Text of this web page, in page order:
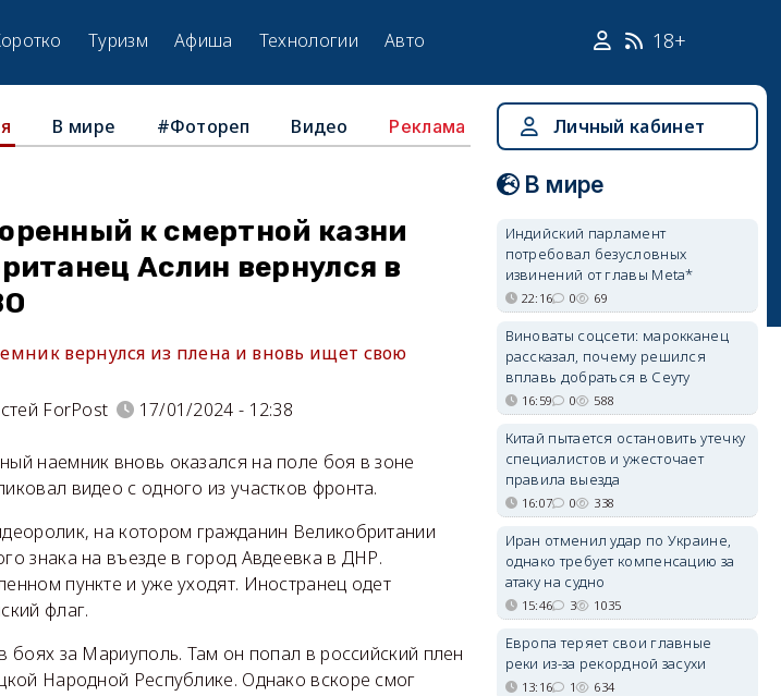
Туризм Афиша Технологии Авто 18+
В мире #Фотореп Видео Реклама
к смертной казни
Аслин вернулся в
вернулся из плена и вновь ищет свою
ForPost
17/01/2024 - 12:38
наемник вновь оказался на поле боя в зоне
видео с одного из участков фронта.
на котором гражданин Великобритании
знака на въезде в город Авдеевка в ДНР.
пункте и уже уходят. Иностранец одет
флаг.
боях за Мариуполь. Там он попал в российский плен
Народной Республике. Однако вскоре смог
Личный кабинет
В мире
Индийский парламент
потребовал безусловных
извинений от главы Meta*
22:16 0 69
Виноваты соцсети: марокканец
рассказал, почему решился
вплавь добраться в Сеуту
16:59 0 588
Китай пытается остановить утечку
специалистов и ужесточает
правила выезда
16:07 0 338
Иран отменил удар по Украине,
однако требует компенсацию за
атаку на судно
15:46 3 1035
Европа теряет свои главные
реки из-за рекордной засухи
13:16 1 634